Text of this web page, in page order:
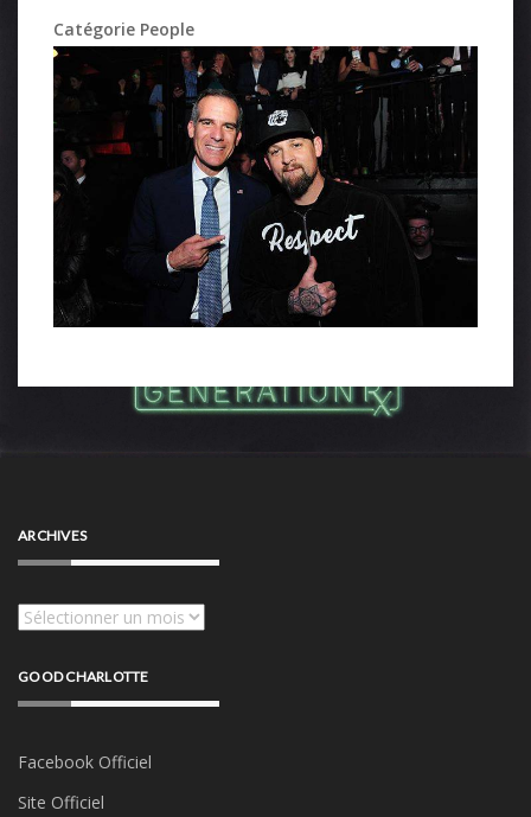
Catégorie People
ARCHIVES
Archives
GOOD CHARLOTTE
Facebook Officiel
Site Officiel